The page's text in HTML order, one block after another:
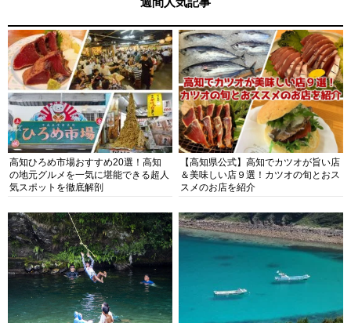
高知ひろめ市場おすすめ20選！高知
の地元グルメを一気に堪能できる超人
気スポットを徹底解剖
【高知県公式】高知でカツオが旨い店
＆美味しい店９選！カツオの旬とおス
スメのお店を紹介